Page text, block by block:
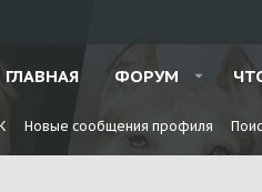
ГЛАВНАЯ ФОРУМ
Новые сообщения профиля